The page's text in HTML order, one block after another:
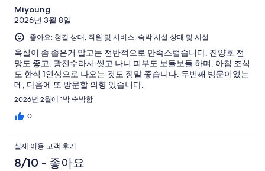
Miyoung
2026년 3월 8일
좋아요: 청결 상태, 직원 및 서비스, 숙박 시설 상태 및 시설
욕실이 좀 좁은거 말고는 전반적으로 만족스럽습니다. 진양호 전
망도 좋고, 광천수라서 씻고 나니 피부도 보들보들 하며, 아침 조식
도 한식 1인상으로 나오는 것도 정말 좋습니다. 두번째 방문이었는
데, 다음에 또 방문할 의향 있습니다.
2026년 2월에 1박 숙박함
0
실제 이용 고객 후기
8/10 - 좋아요